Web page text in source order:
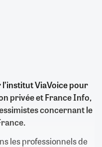
l’institut ViaVoice pour
privée et France Info,
concernant le
les professionnels de